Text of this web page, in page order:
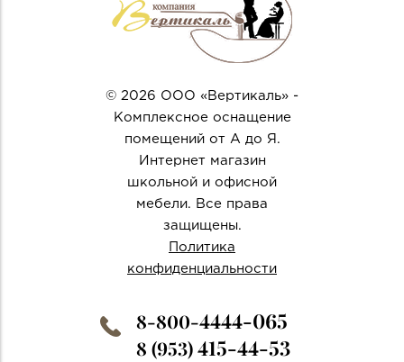
© 2026 ООО «Вертикаль» -
Комплексное оснащение
помещений от А до Я.
Интернет магазин
школьной и офисной
мебели. Все права
защищены.
Политика
конфиденциальности
8-800-4444-065
8 (953)415-44-53